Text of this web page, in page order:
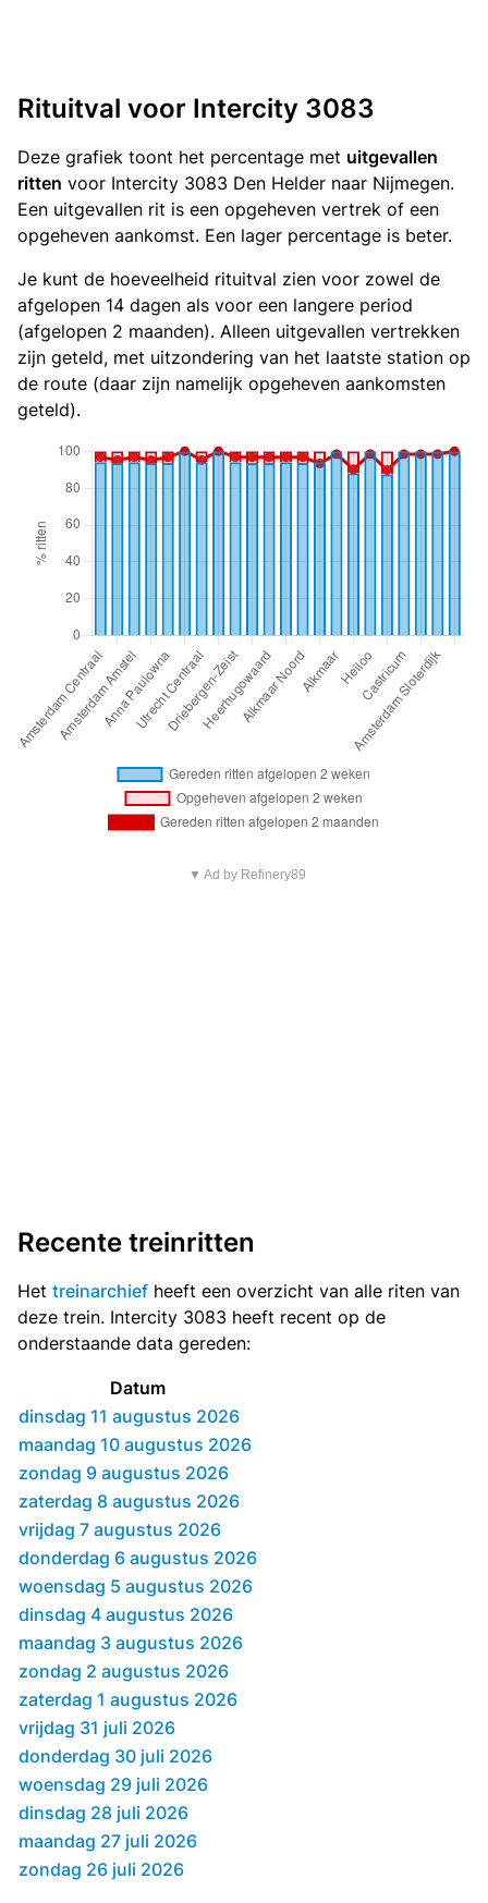
Rituitval voor Intercity 3083
Deze grafiek toont het percentage met uitgevallen
ritten voor Intercity 3083 Den Helder naar Nijmegen.
Een uitgevallen rit is een opgeheven vertrek of een
opgeheven aankomst. Een lager percentage is beter.
Je kunt de hoeveelheid rituitval zien voor zowel de
afgelopen 14 dagen als voor een langere period
(afgelopen 2 maanden). Alleen uitgevallen vertrekken
zijn geteld, met uitzondering van het laatste station op
de route (daar zijn namelijk opgeheven aankomsten
geteld).
▼ Ad by Refinery89
Recente treinritten
Het treinarchief heeft een overzicht van alle riten van
deze trein. Intercity 3083 heeft recent op de
onderstaande data gereden:
Datum
dinsdag 11 augustus 2026
maandag 10 augustus 2026
zondag 9 augustus 2026
zaterdag 8 augustus 2026
vrijdag 7 augustus 2026
donderdag 6 augustus 2026
woensdag 5 augustus 2026
dinsdag 4 augustus 2026
maandag 3 augustus 2026
zondag 2 augustus 2026
zaterdag 1 augustus 2026
vrijdag 31 juli 2026
donderdag 30 juli 2026
woensdag 29 juli 2026
dinsdag 28 juli 2026
maandag 27 juli 2026
zondag 26 juli 2026